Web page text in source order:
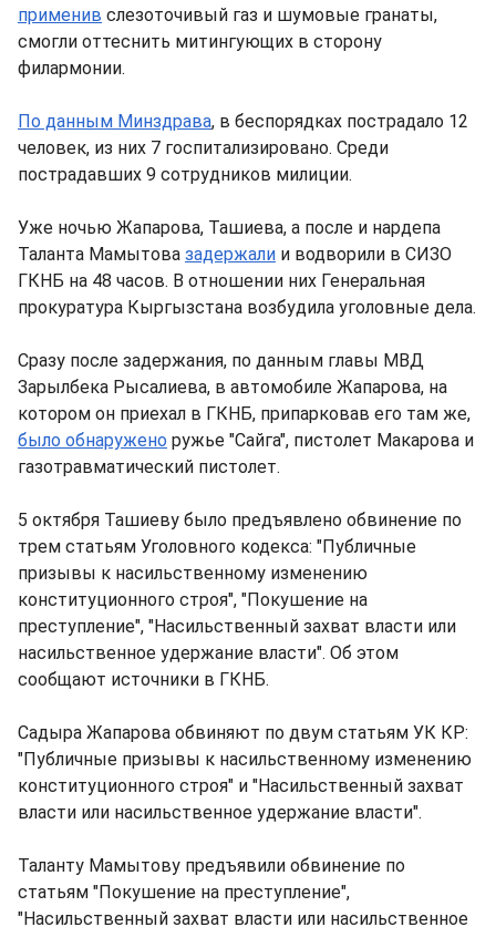
применив слезоточивый газ и шумовые гранаты,
смогли оттеснить митингующих в сторону
филармонии.
По данным Минздрава, в беспорядках пострадало 12
человек, из них 7 госпитализировано. Среди
пострадавших 9 сотрудников милиции.
Уже ночью Жапарова, Ташиева, а после и нардепа
Таланта Мамытова задержали и водворили в СИЗО
ГКНБ на 48 часов. В отношении них Генеральная
прокуратура Кыргызстана возбудила уголовные дела.
Сразу после задержания, по данным главы МВД
Зарылбека Рысалиева, в автомобиле Жапарова, на
котором он приехал в ГКНБ, припарковав его там же,
было обнаружено ружье "Сайга", пистолет Макарова и
газотравматический пистолет.
5 октября Ташиеву было предъявлено обвинение по
трем статьям Уголовного кодекса: "Публичные
призывы к насильственному изменению
конституционного строя", "Покушение на
преступление", "Насильственный захват власти или
насильственное удержание власти". Об этом
сообщают источники в ГКНБ.
Садыра Жапарова обвиняют по двум статьям УК КР:
"Публичные призывы к насильственному изменению
конституционного строя" и "Насильственный захват
власти или насильственное удержание власти".
Таланту Мамытову предъявили обвинение по
статьям "Покушение на преступление",
"Насильственный захват власти или насильственное